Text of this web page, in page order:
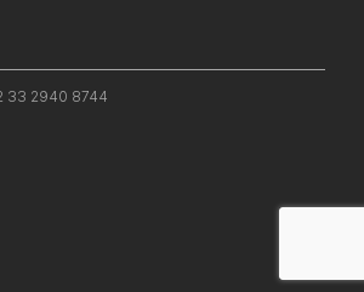
33 2940 8744